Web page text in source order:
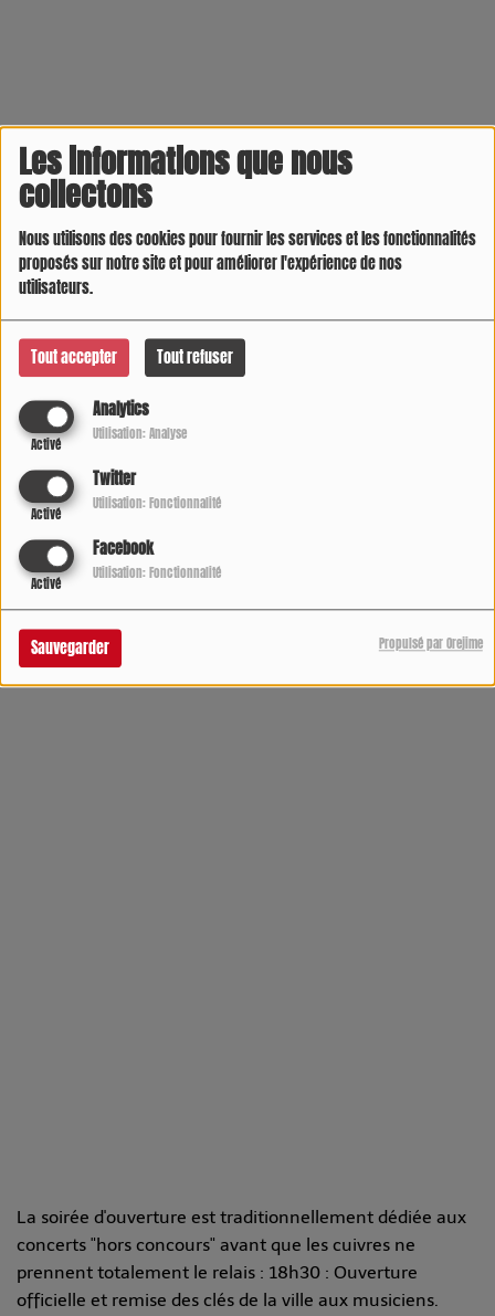
Les informations que nous
collectons
Nous utilisons des cookies pour fournir les services et les fonctionnalités
proposés sur notre site et pour améliorer l'expérience de nos
utilisateurs.
Tout accepter Tout refuser
Analytics
Activé
Utilisation: Analyse
Twitter
Activé
Utilisation: Fonctionnalité
Facebook
Activé
Utilisation: Fonctionnalité
Sauvegarder Propulsé par Orejime
La soirée d'ouverture est traditionnellement dédiée aux
concerts "hors concours" avant que les cuivres ne
prennent totalement le relais : 18h30 : Ouverture
officielle et remise des clés de la ville aux musiciens.